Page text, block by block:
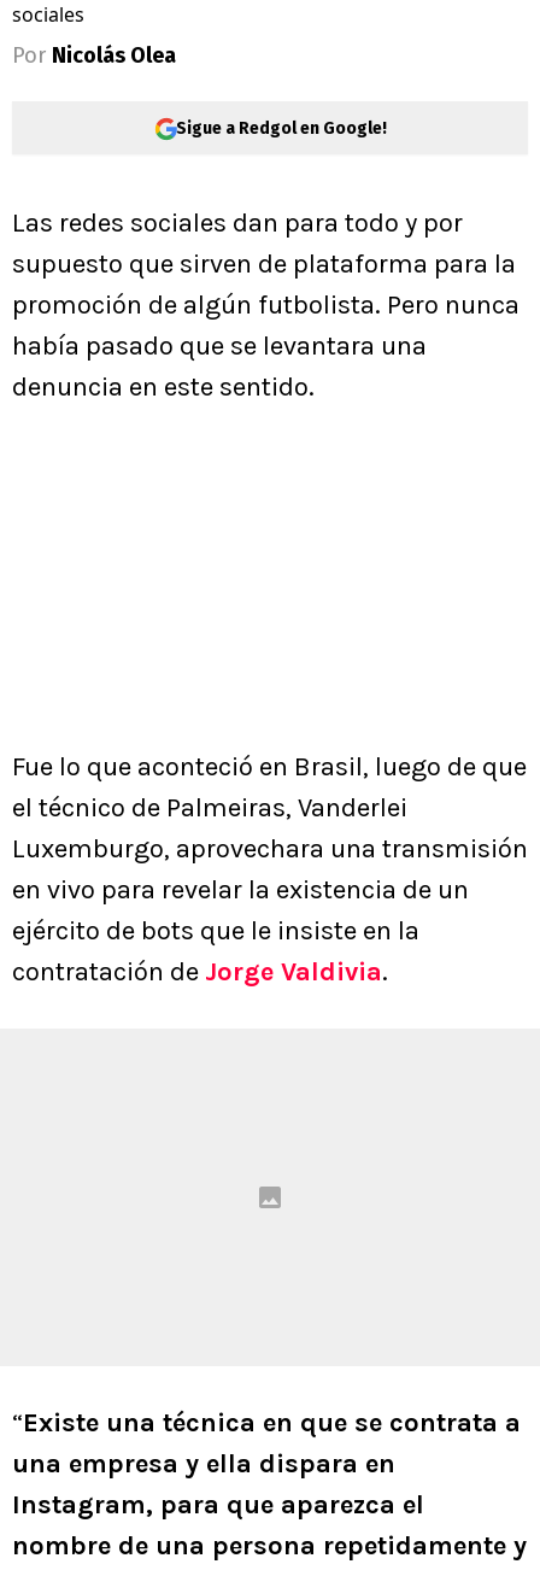
sociales
Por Nicolás Olea
Sigue a Redgol en Google!
Las redes sociales dan para todo y por
supuesto que sirven de plataforma para la
promoción de algún futbolista. Pero nunca
había pasado que se levantara una
denuncia en este sentido.
Fue lo que aconteció en Brasil, luego de que
el técnico de Palmeiras, Vanderlei
Luxemburgo, aprovechara una transmisión
en vivo para revelar la existencia de un
ejército de bots que le insiste en la
contratación de Jorge Valdivia.
“Existe una técnica en que se contrata a
una empresa y ella dispara en
Instagram, para que aparezca el
nombre de una persona repetidamente y